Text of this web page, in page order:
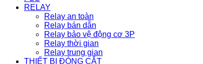
RELAY
Relay an toàn
Relay bán dẫn
Relay bảo vệ động cơ 3P
Relay thời gian
Relay trung gian
THIẾT BỊ ĐÓNG CẮT